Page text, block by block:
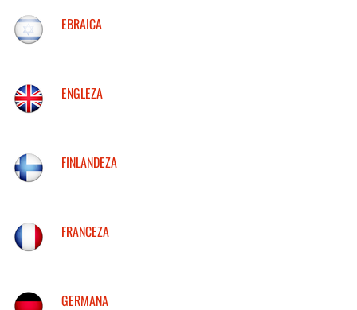
EBRAICA
ENGLEZA
FINLANDEZA
FRANCEZA
GERMANA